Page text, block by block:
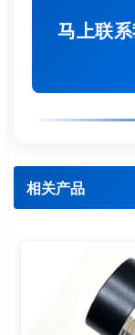
马上联系
相关产品